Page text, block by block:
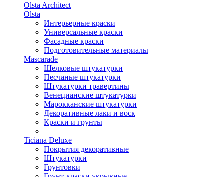
Olsta Architect
Olsta
Интерьерные краски
Универсальные краски
Фасадные краски
Подготовительные материалы
Mascarade
Шелковые штукатурки
Песчаные штукатурки
Штукатурки травертины
Венецианские штукатурки
Марокканские штукатурки
Декоративные лаки и воск
Краски и грунты
Ticiana Deluxe
Покрытия декоративные
Штукатурки
Грунтовки